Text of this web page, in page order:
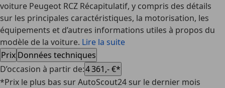
voiture Peugeot RCZ Récapitulatif, y compris des détails
sur les principales caractéristiques, la motorisation, les
équipements et d’autres informations utiles à propos du
modèle de la voiture. Lire la suite
Prix Données techniques
D’occasion à partir de:4 361,- €*
*Prix le plus bas sur AutoScout24 sur le dernier mois